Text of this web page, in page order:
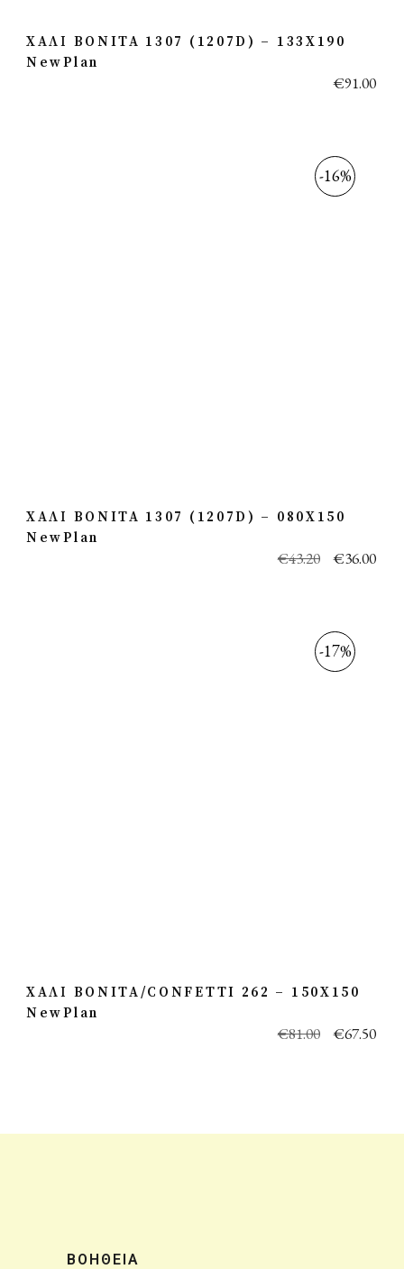
ΧΑΛΙ BONITA 1307 (1207D) – 133X190
NewPlan
€91.00
-16%
ΧΑΛΙ BONITA 1307 (1207D) – 080X150
NewPlan
€43.20 €36.00
-17%
ΧΑΛΙ BONITA/CONFETTI 262 – 150X150
NewPlan
€81.00 €67.50
ΒΟΗΘΕΙΑ